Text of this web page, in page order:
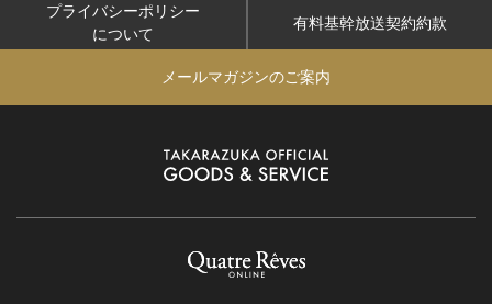
プライバシーポリシー
について
有料基幹放送契約約款
メールマガジンのご案内